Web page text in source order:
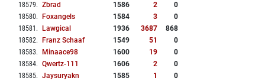
18579. Zbrad 1586 2
0
18580. Foxangels 1584 3
0
18581 . Lawgical 1936 3687
868
18582. Franz Schaaf 1549 51
0
18583. Minaace98 1600 19
0
18584. Qwertz-111 1606 2
0
18585. Jaysuryakn 1585 1
0